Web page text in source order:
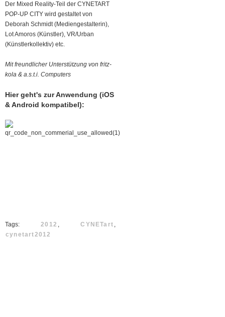
Der Mixed Reality-Teil der CYNETART
POP-UP CITY wird gestaltet von
Deborah Schmidt (Mediengestalterin),
Lot Amoros (Künstler), VR/Urban
(Künstlerkollektiv) etc.
Mit freundlicher Unterstützung von fritz-
kola & a.s.t.i. Computers
Hier geht's zur Anwendung (iOS
& Android kompatibel):
Tags: 2012 , CYNETart ,
cynetart2012